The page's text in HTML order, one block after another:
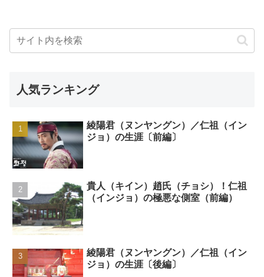
人気ランキング
綾陽君（ヌンヤングン）／仁祖（イン
ジョ）の生涯〔前編〕
貴人（キイン）趙氏（チョシ）！仁祖
（インジョ）の極悪な側室（前編）
綾陽君（ヌンヤングン）／仁祖（イン
ジョ）の生涯〔後編〕